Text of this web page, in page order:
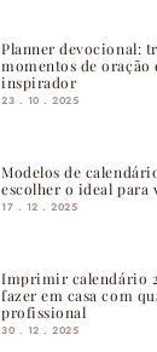
Planner devocional:
momentos de oração
inspirador
23 . 10 . 2025
Modelos de
escolher o ideal para
17 . 12 . 2025
Imprimir calendário
fazer em casa com
profissional
30 . 12 . 2025